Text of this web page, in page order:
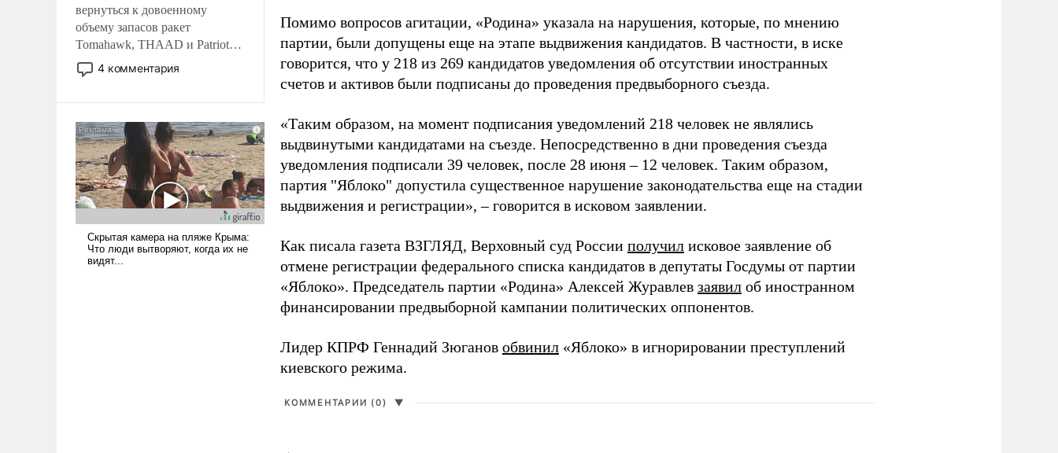
вернуться к довоенному
объему запасов ракет
Tomahawk, THAAD и Patriot
США потребуется более трех
лет. Даже небольшая война с
Сложившаяся ситуация
означает многолетний период
уязвимости США, например,
перед Китаем.
4 комментария
Помимо вопросов агитации, «Родина» указала на нарушения, которые, по мнению
партии, были допущены еще на этапе выдвижения кандидатов. В частности, в иске
говорится, что у 218 из 269 кандидатов уведомления об отсутствии иностранных
счетов и активов были подписаны до проведения предвыборного съезда.
«Таким образом, на момент подписания уведомлений 218 человек не являлись
выдвинутыми кандидатами на съезде. Непосредственно в дни проведения съезда
уведомления подписали 39 человек, после 28 июня – 12 человек. Таким образом,
партия "Яблоко" допустила существенное нарушение законодательства еще на стадии
выдвижения и регистрации», – говорится в исковом заявлении.
Как писала газета ВЗГЛЯД, Верховный суд России получил исковое заявление об
отмене регистрации федерального списка кандидатов в депутаты Госдумы от партии
«Яблоко». Председатель партии «Родина» Алексей Журавлев заявил об иностранном
финансировании предвыборной кампании политических оппонентов.
Лидер КПРФ Геннадий Зюганов обвинил «Яблоко» в игнорировании преступлений
киевского режима.
КОММЕНТАРИИ (0) ▼